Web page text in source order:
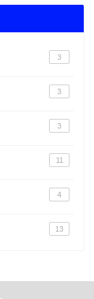
3
3
3
11
4
13